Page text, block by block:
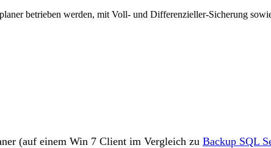
betrieben werden, mit Voll- und Differenzieller-Sicherung
(auf einem Win 7 Client im Vergleich zu Backup SQL